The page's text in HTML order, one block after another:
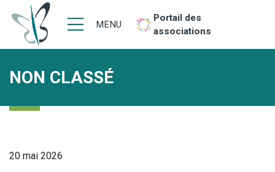
MENU
Portail des
associations
NON CLASSÉ
20 mai 2026